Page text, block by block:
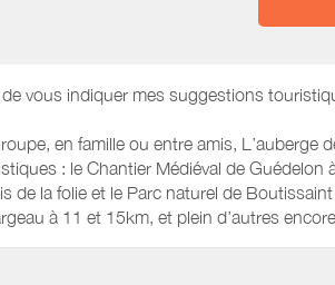
vous indiquer mes suggestions
en famille ou entre amis, L’auberge
: le Chantier Médiéval de
de la folie et le Parc naturel de
à 11 et 15km, et plein d’autres